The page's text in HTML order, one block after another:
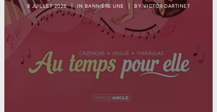
8 JUILLET 2026 | IN BANNIÈRE UNE BYVICTOR DARTINET